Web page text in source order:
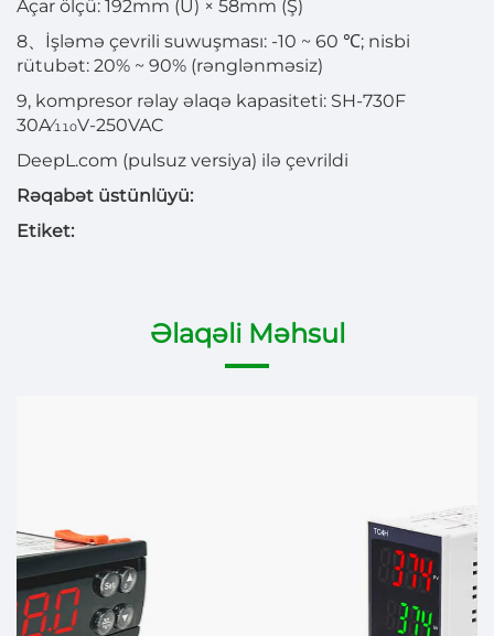
Açar ölçü: 192mm (U) × 58mm (Ş)
8、İşləmə çevrili suwuşması: -10 ~ 60 ℃; nisbi
rütubət: 20% ~ 90% (rənglənməsiz)
9, kompresor rəlay əlaqə kapasiteti: SH-730F
30A⁄110V-250VAC
DeepL.com (pulsuz versiya) ilə çevrildi
Rəqabət üstünlüyü:
Etiket:
Əlaqəli Məhsul